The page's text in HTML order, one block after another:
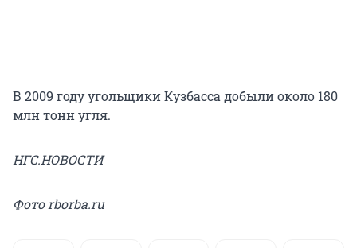
В 2009 году угольщики Кузбасса добыли около 180
млн тонн угля.
НГС.НОВОСТИ
Фото rborba.ru